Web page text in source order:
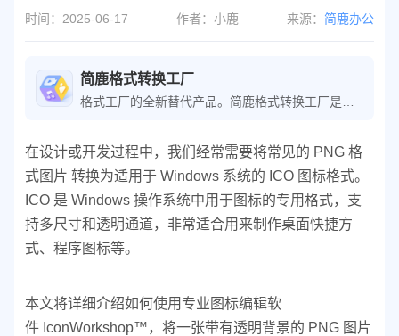
时间：2025-06-17 作者：小鹿 来源： 简鹿办公
简鹿格式转换工厂
在设计或开发过程中，我们经常需要将常见的 PNG 格
式图片 转换为适用于 Windows 系统的 ICO 图标格式。
ICO 是 Windows 操作系统中用于图标的专用格式，支
持多尺寸和透明通道，非常适合用来制作桌面快捷方
式、程序图标等。
本文将详细介绍如何使用专业图标编辑软
件 IconWorkshop™，将一张带有透明背景的 PNG 图片